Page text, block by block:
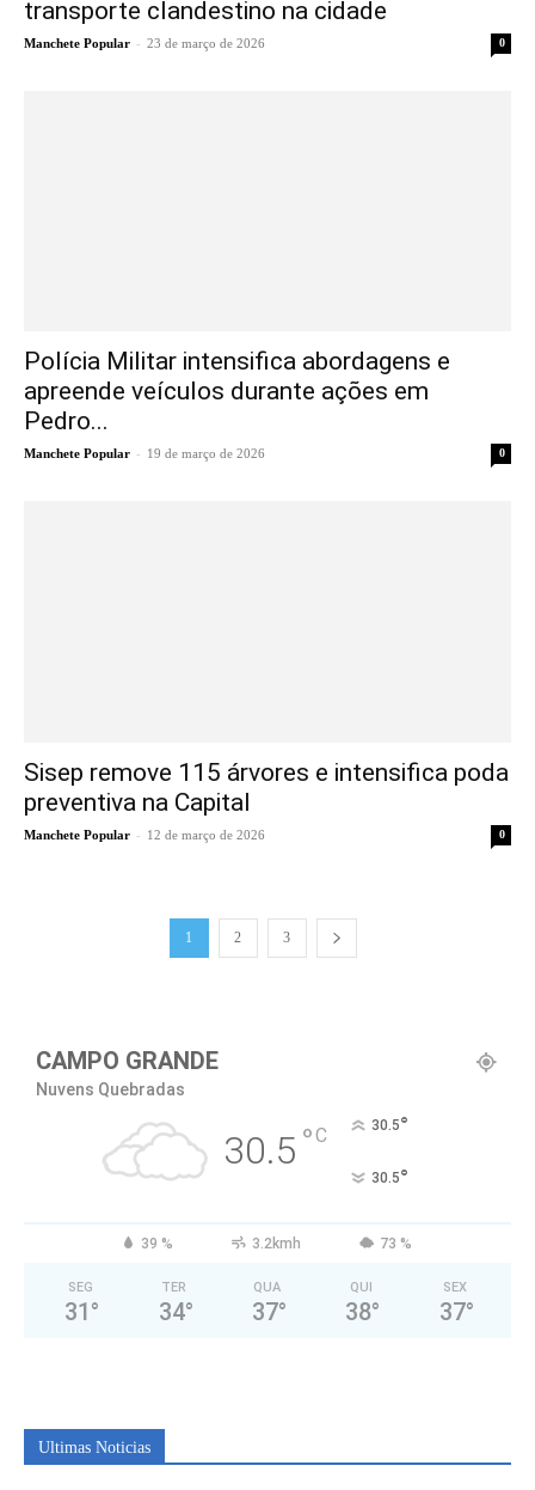
transporte clandestino na cidade
Manchete Popular - 23 de março de 2026 0
Polícia Militar intensifica abordagens e
apreende veículos durante ações em
Pedro...
Manchete Popular - 19 de março de 2026 0
Sisep remove 115 árvores e intensifica poda
preventiva na Capital
Manchete Popular - 12 de março de 2026 0
1 2 3
CAMPO GRANDE
Nuvens Quebradas
30.5 °C 30.5°
30.5°
39 % 3.2kmh 73 %
SEG
31°
TER
34°
QUA
37°
QUI
38°
SEX
37°
Ultimas Noticias